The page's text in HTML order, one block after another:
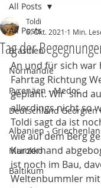
All Posts
Brasilien
Normandie
Pyrenäen - Medoc
Deutschland
Albanien -
Marokko
Baltikum
All Posts
Tag der
Toldi
6. Okt. 2021 1 Min.
An und für sich war
Fahrtag Richtung
geplant. Wir  sind
allerdings nicht so
Toldi sagt da ist
wie auf dem Berg
Kurzerhand
ist noch im Bau,
Weltenbummler